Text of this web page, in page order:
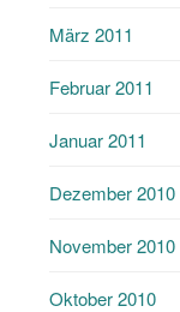
März 2011
Februar 2011
Januar 2011
Dezember 2010
November 2010
Oktober 2010